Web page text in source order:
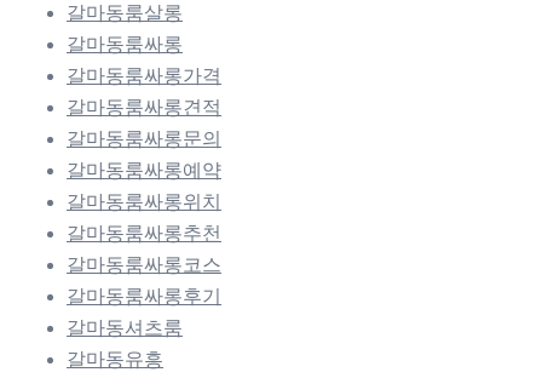
갈마동룸살롱
갈마동룸싸롱
갈마동룸싸롱가격
갈마동룸싸롱견적
갈마동룸싸롱문의
갈마동룸싸롱예약
갈마동룸싸롱위치
갈마동룸싸롱추천
갈마동룸싸롱코스
갈마동룸싸롱후기
갈마동셔츠룸
갈마동유흥